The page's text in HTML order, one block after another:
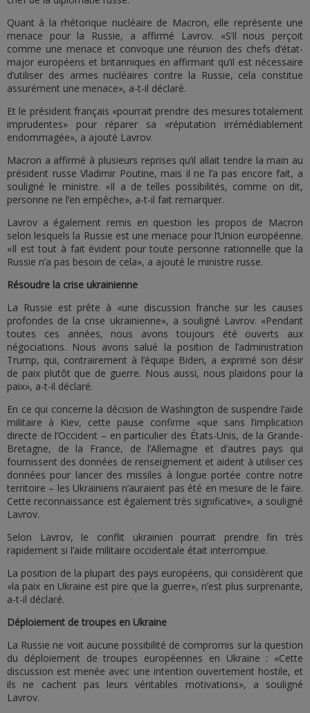
Quant à la rhétorique nucléaire de Macron, elle représente une
menace pour la Russie, a affirmé Lavrov. «S’il nous perçoit
comme une menace et convoque une réunion des chefs d’état-
major européens et britanniques en affirmant qu’il est nécessaire
d’utiliser des armes nucléaires contre la Russie, cela constitue
assurément une menace», a-t-il déclaré.
Et le président français «pourrait prendre des mesures totalement
imprudentes» pour réparer sa «réputation irrémédiablement
endommagée», a ajouté Lavrov.
Macron a affirmé à plusieurs reprises qu’il allait tendre la main au
président russe Vladimir Poutine, mais il ne l’a pas encore fait, a
souligné le ministre. «Il a de telles possibilités, comme on dit,
personne ne l’en empêche», a-t-il fait remarquer.
Lavrov a également remis en question les propos de Macron
selon lesquels la Russie est une menace pour l’Union européenne.
«Il est tout à fait évident pour toute personne rationnelle que la
Russie n’a pas besoin de cela», a ajouté le ministre russe.
Résoudre la crise ukrainienne
La Russie est prête à «une discussion franche sur les causes
profondes de la crise ukrainienne», a souligné Lavrov. «Pendant
toutes ces années, nous avons toujours été ouverts aux
négociations. Nous avons salué la position de l’administration
Trump, qui, contrairement à l’équipe Biden, a exprimé son désir
de paix plutôt que de guerre. Nous aussi, nous plaidons pour la
paix», a-t-il déclaré.
En ce qui concerne la décision de Washington de suspendre l’aide
militaire à Kiev, cette pause confirme «que sans l’implication
directe de l’Occident – en particulier des États-Unis, de la Grande-
Bretagne, de la France, de l’Allemagne et d’autres pays qui
fournissent des données de renseignement et aident à utiliser ces
données pour lancer des missiles à longue portée contre notre
territoire – les Ukrainiens n’auraient pas été en mesure de le faire.
Cette reconnaissance est également très significative», a souligné
Lavrov.
Selon Lavrov, le conflit ukrainien pourrait prendre fin très
rapidement si l’aide militaire occidentale était interrompue.
La position de la plupart des pays européens, qui considèrent que
«la paix en Ukraine est pire que la guerre», n’est plus surprenante,
a-t-il déclaré.
Déploiement de troupes en Ukraine
La Russie ne voit aucune possibilité de compromis sur la question
du déploiement de troupes européennes en Ukraine : «Cette
discussion est menée avec une intention ouvertement hostile, et
ils ne cachent pas leurs véritables motivations», a souligné
Lavrov.